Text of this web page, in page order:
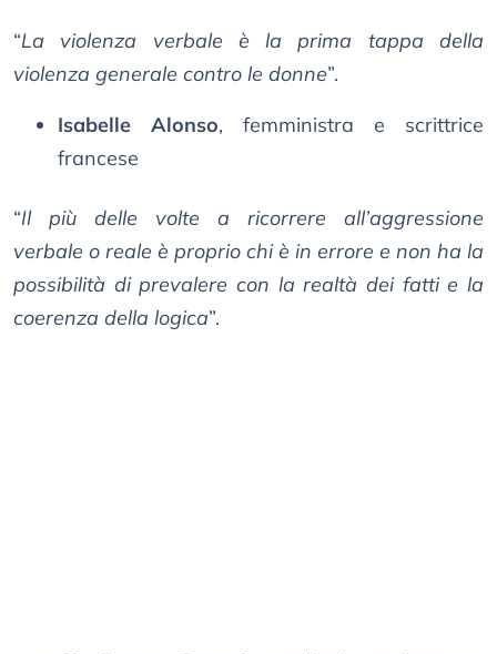
“La violenza verbale è la prima tappa della
violenza generale contro le donne”.
Isabelle Alonso, femministra e scrittrice
francese
“Il più delle volte a ricorrere all’aggressione
verbale o reale è proprio chi è in errore e non ha la
possibilità di prevalere con la realtà dei fatti e la
coerenza della logica”.